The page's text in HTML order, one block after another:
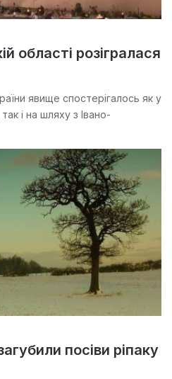
області розігралася
явище спостерігалось як у
і на шляху з Івано-
посіви ріпаку